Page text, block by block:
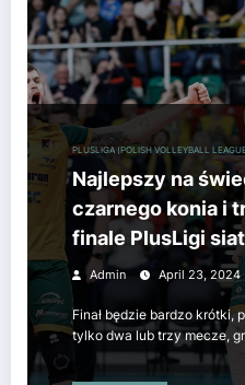
PLUSLIGA (POLISH VOLLEYBALL
Najlepszy na
czarnego konia i
finale PlusLigi
złożony zespół z
trenerem”
Admin April 23, 2024
Finał będzie bardzo krótki,
tylko dwa lub trzy mecze,